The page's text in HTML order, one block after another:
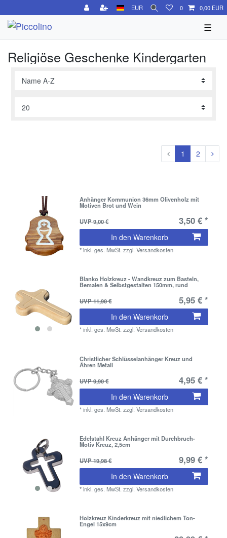
EUR 0 0,00 EUR
☰
Religiöse Geschenke Kindergarten
1 2
Anhänger Kommunion 36mm Olivenholz mit
Motiven Brot und Wein
UVP 9,00 €
3,50 € *
In den Warenkorb
*inkl. ges. MwSt. zzgl.Versandkosten
Blanko Holzkreuz - Wandkreuz zum Basteln,
Bemalen & Selbstgestalten 150mm, rund
UVP 11,90 €
5,95 € *
In den Warenkorb
*inkl. ges. MwSt. zzgl.Versandkosten
Christlicher Schlüsselanhänger Kreuz und
Ähren Metall
UVP 9,90 €
4,95 € *
In den Warenkorb
*inkl. ges. MwSt. zzgl.Versandkosten
Edelstahl Kreuz Anhänger mit Durchbruch-
Motiv Kreuz, 2,5cm
UVP 19,98 €
9,99 € *
In den Warenkorb
*inkl. ges. MwSt. zzgl.Versandkosten
Holzkreuz Kinderkreuz mit niedlichem Ton-
Engel 15x9cm